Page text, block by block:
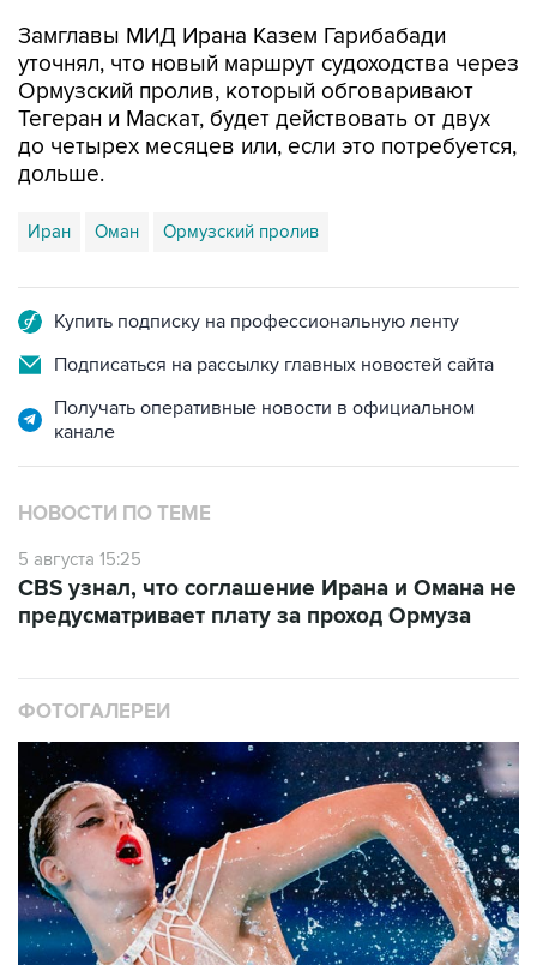
Замглавы МИД Ирана Казем Гарибабади
уточнял, что новый маршрут судоходства через
Ормузский пролив, который обговаривают
Тегеран и Маскат, будет действовать от двух
до четырех месяцев или, если это потребуется,
дольше.
Иран Оман Ормузский пролив
Купить подписку на профессиональную ленту
Подписаться на рассылку главных новостей сайта
Получать оперативные новости в официальном
канале
НОВОСТИ ПО ТЕМЕ
5 августа 15:25
CBS узнал, что соглашение Ирана и Омана не
предусматривает плату за проход Ормуза
ФОТОГАЛЕРЕИ